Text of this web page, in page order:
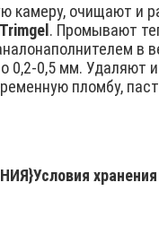
камеру, очищают и
Trimgel. Промывают
в
0,2-0,5 мм.
пломбу,
Условия